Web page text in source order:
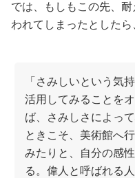
では、もしもこの先、
われてしまったとしたら
「さみしいという気
活用してみることを
ば、さみしさによっ
ときこそ、美術館へ
みたりと、自分の感
る。偉人と呼ばれる